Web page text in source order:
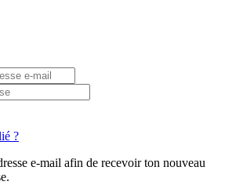
?
e-mail afin de recevoir ton nouveau